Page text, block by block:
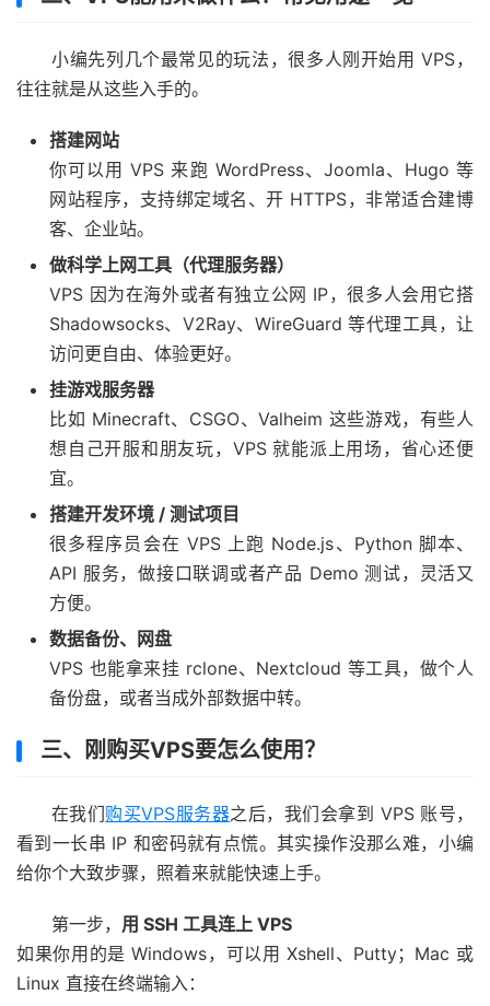
小编先列几个最常见的玩法，很多人刚开始用 VPS，
往往就是从这些入手的。
搭建网站
你可以用 VPS 来跑 WordPress、Joomla、Hugo 等
网站程序，支持绑定域名、开 HTTPS，非常适合建博
客、企业站。
做科学上网工具（代理服务器）
VPS 因为在海外或者有独立公网 IP，很多人会用它搭
Shadowsocks、V2Ray、WireGuard 等代理工具，让
访问更自由、体验更好。
挂游戏服务器
比如 Minecraft、CSGO、Valheim 这些游戏，有些人
想自己开服和朋友玩，VPS 就能派上用场，省心还便
宜。
搭建开发环境 / 测试项目
很多程序员会在 VPS 上跑 Node.js、Python 脚本、
API 服务，做接口联调或者产品 Demo 测试，灵活又
方便。
数据备份、网盘
VPS 也能拿来挂 rclone、Nextcloud 等工具，做个人
备份盘，或者当成外部数据中转。
三、刚购买VPS要怎么使用？
在我们购买VPS服务器之后，我们会拿到 VPS 账号，
看到一长串 IP 和密码就有点慌。其实操作没那么难，小编
给你个大致步骤，照着来就能快速上手。
第一步， 用 SSH 工具连上 VPS
如果你用的是 Windows，可以用 Xshell、Putty；Mac 或
Linux 直接在终端输入：